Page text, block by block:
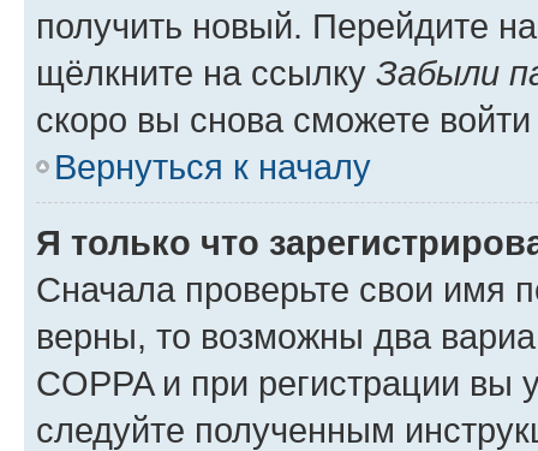
получить новый. Перейдите
щёлкните на ссылку Забыли
скоро вы снова сможете
Вернуться к началу
Я только что
Сначала проверьте свои имя
верны, то возможны два
COPPA и при регистрации вы
следуйте полученным